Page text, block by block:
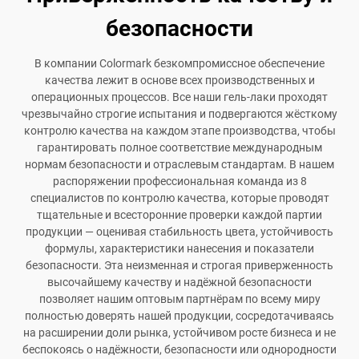
безопасности
В компании Colormark безкомпромиссное обеспечение
качества лежит в основе всех производственных и
операционных процессов. Все наши гель-лаки проходят
чрезвычайно строгие испытания и подвергаются жёсткому
контролю качества на каждом этапе производства, чтобы
гарантировать полное соответствие международным
нормам безопасности и отраслевым стандартам. В нашем
распоряжении профессиональная команда из 8
специалистов по контролю качества, которые проводят
тщательные и всесторонние проверки каждой партии
продукции — оценивая стабильность цвета, устойчивость
формулы, характеристики нанесения и показатели
безопасности. Эта неизменная и строгая приверженность
высочайшему качеству и надёжной безопасности
позволяет нашим оптовым партнёрам по всему миру
полностью доверять нашей продукции, сосредотачиваясь
на расширении доли рынка, устойчивом росте бизнеса и не
беспокоясь о надёжности, безопасности или однородности